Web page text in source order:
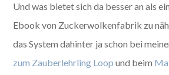
Und was bietet sich da besser an als
Ebook von Zuckerwolkenfabrik zu
das System dahinter ja schon bei
zum Zauberlehrling Loop und beim